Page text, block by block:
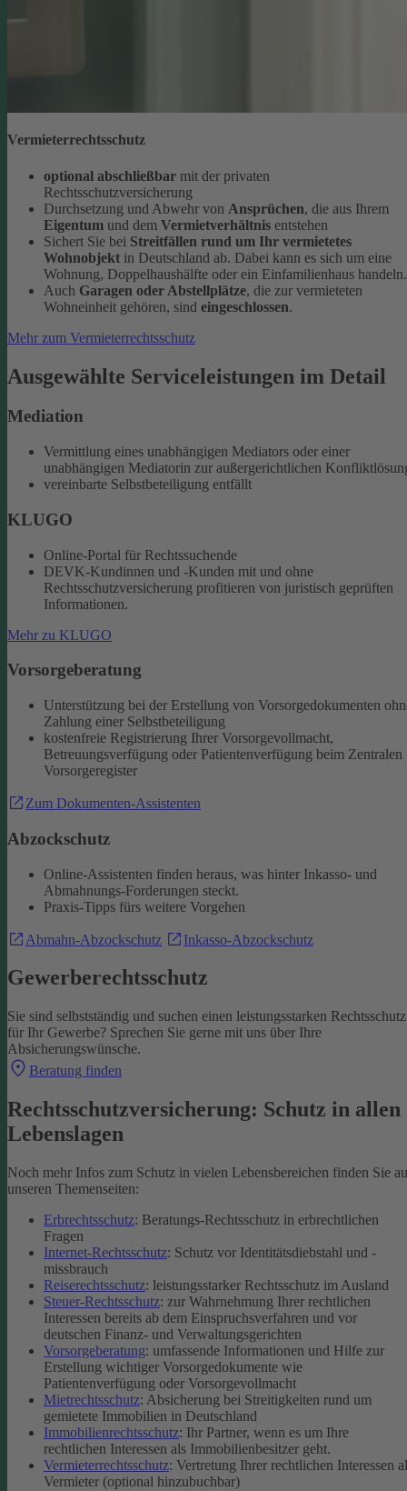
Vermieterrechtsschutz
optional abschließbar mit der privaten
Rechtsschutzversicherung
Durchsetzung und Abwehr von Ansprüchen, die aus Ihrem
Eigentum und dem Vermietverhältnis entstehen
Sichert Sie bei Streitfällen rund um Ihr vermietetes
Wohnobjekt in Deutschland ab. Dabei kann es sich um eine
Wohnung, Doppelhaushälfte oder ein Einfamilienhaus handeln.
Auch Garagen oder Abstellplätze, die zur vermieteten
Wohneinheit gehören, sind eingeschlossen.
Mehr zum Vermieterrechtsschutz
Ausgewählte Serviceleistungen im Detail
Mediation
Vermittlung eines unabhängigen Mediators oder einer
unabhängigen Mediatorin zur außergerichtlichen
vereinbarte Selbstbeteiligung entfällt
KLUGO
Online-Portal für Rechtssuchende
DEVK-Kundinnen und -Kunden mit und ohne
Rechtsschutzversicherung profitieren von juristisch geprüften
Informationen.
Mehr zu KLUGO
Vorsorgeberatung
Unterstützung bei der Erstellung von Vorsorgedokumenten
Zahlung einer Selbstbeteiligung
kostenfreie Registrierung Ihrer Vorsorgevollmacht,
Betreuungsverfügung oder Patientenverfügung beim Zentralen
Vorsorgeregister
Zum Dokumenten-Assistenten
Abzockschutz
Online-Assistenten finden heraus, was hinter Inkasso- und
Abmahnungs-Forderungen steckt.
Praxis-Tipps fürs weitere Vorgehen
Abmahn-Abzockschutz Inkasso-Abzockschutz
Gewerberechtsschutz
Sie sind selbstständig und suchen einen leistungsstarken Rechtsschutz
für Ihr Gewerbe? Sprechen Sie gerne mit uns über Ihre
Absicherungswünsche.
Beratung finden
Rechtsschutzversicherung: Schutz in allen
Lebenslagen
Noch mehr Infos zum Schutz in vielen Lebensbereichen finden Sie
unseren Themenseiten:
Erbrechtsschutz: Beratungs-Rechtsschutz in erbrechtlichen
Fragen
Internet-Rechtsschutz: Schutz vor Identitätsdiebstahl und -
missbrauch
Reiserechtsschutz: leistungsstarker Rechtsschutz im Ausland
Steuer-Rechtsschutz: zur Wahrnehmung Ihrer rechtlichen
Interessen bereits ab dem Einspruchsverfahren und vor
deutschen Finanz- und Verwaltungsgerichten
Vorsorgeberatung: umfassende Informationen und Hilfe zur
Erstellung wichtiger Vorsorgedokumente wie
Patientenverfügung oder Vorsorgevollmacht
Mietrechtsschutz: Absicherung bei Streitigkeiten rund um
gemietete Immobilien in Deutschland
Immobilienrechtsschutz: Ihr Partner, wenn es um Ihre
rechtlichen Interessen als Immobilienbesitzer geht.
Vermieterrechtsschutz: Vertretung Ihrer rechtlichen Interessen
Vermieter (optional hinzubuchbar)